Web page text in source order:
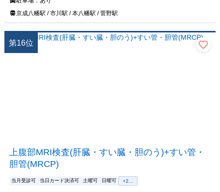
京成八幡駅 / 市川駅 / 本八幡駅 / 菅野駅
第16位
上腹部MRI検査(肝臓・すい臓・胆のう)+すい管・
胆管(MRCP)
当月受診可 当日カード決済可 土曜可 日曜可 +2...